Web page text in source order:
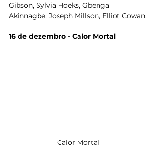
Gibson, Sylvia Hoeks, Gbenga
Akinnagbe, Joseph Millson, Elliot Cowan.
16 de dezembro - Calor Mortal
Calor Mortal